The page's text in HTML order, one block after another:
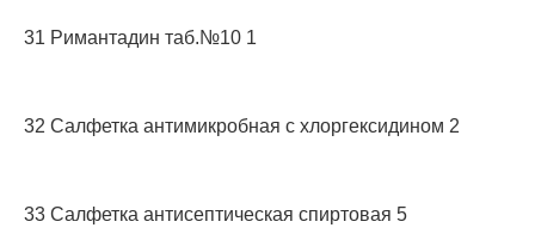
31 Римантадин таб.№10 1
32 Салфетка антимикробная с хлоргексидином 2
33 Салфетка антисептическая спиртовая 5